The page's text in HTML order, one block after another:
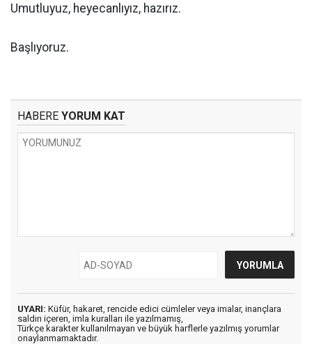
Umutluyuz, heyecanlıyız, hazırız.
Başlıyoruz.
HABERE YORUM KAT
UYARI: Küfür, hakaret, rencide edici cümleler veya imalar, inançlara
saldırı içeren, imla kuralları ile yazılmamış,
Türkçe karakter kullanılmayan ve büyük harflerle yazılmış yorumlar
onaylanmamaktadır.